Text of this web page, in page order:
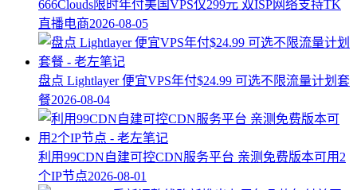
666Clouds限时年付美国VPS仅299元 双ISP网络支持TK
直播电商2026-08-05
盘点 Lightlayer 便宜VPS年付$24.99 可选不限流量计划套
餐2026-08-04
利用99CDN自建可控CDN服务平台 亲测免费版本可用2
个IP节点2026-08-01